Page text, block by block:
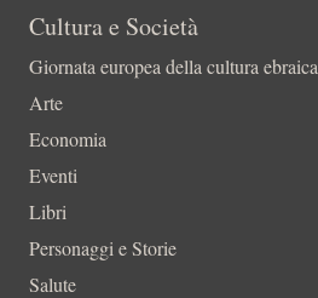
Cultura e Società
Giornata europea della cultura ebraica
Arte
Economia
Eventi
Libri
Personaggi e Storie
Salute